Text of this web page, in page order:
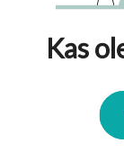
Kas